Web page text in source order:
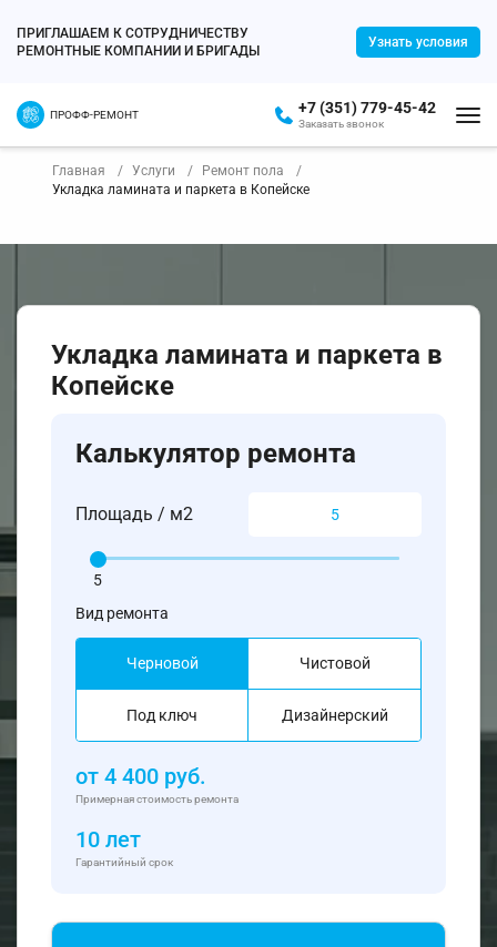
ПРИГЛАШАЕМ К СОТРУДНИЧЕСТВУ
РЕМОНТНЫЕ КОМПАНИИ И БРИГАДЫ
Узнать условия
ПРОФФ-РЕМОНТ +7 (351) 779-45-42
Заказать звонок
Главная Услуги
Ремонт пола
Укладка ламината и паркета в Копейске
Укладка ламината и паркета в
Копейске
Калькулятор ремонта
Площадь / м2
5
Вид ремонта
Черновой Чистовой
Под ключ Дизайнерский
от 4 400 руб.
Примерная стоимость ремонта
10 лет
Гарантийный срок